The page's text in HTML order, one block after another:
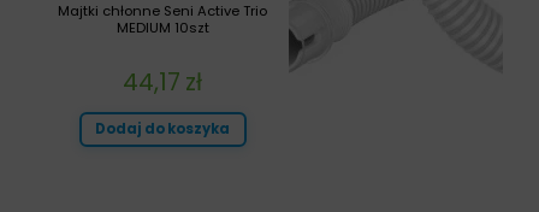
Majtki chłonne Seni Active Trio
MEDIUM 10szt
44,17 zł
Dodaj do koszyka